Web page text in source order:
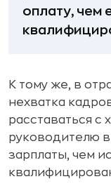
оплату, чем
К тому же, в
нехватка
расставаться с
руководителю
зарплаты, чем